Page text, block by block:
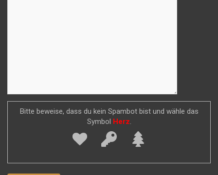
Bitte beweise, dass du kein Spambot bist und wähle das
Symbol
Herz.